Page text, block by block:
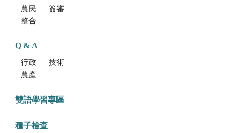
農民學院
簽審通關共同作業平台
整合型植物種苗檢測服務多元平台
Q & A
行政方面
技術方面
農產品食安專區
雙語學習專區
種子檢查